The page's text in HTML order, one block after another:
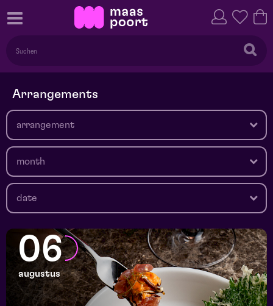
Arrangements
arrangement
month
date
06
augustus